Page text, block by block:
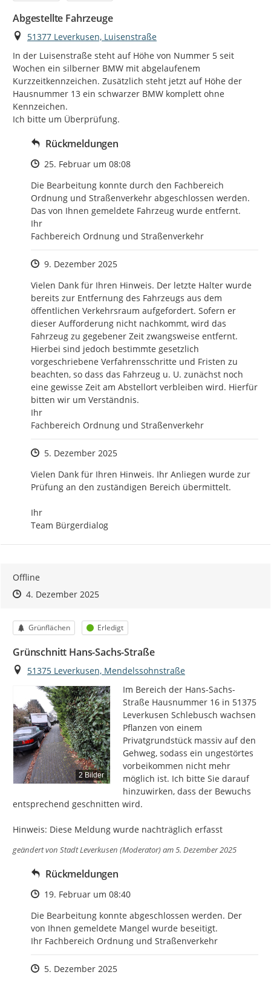
Abgestellte Fahrzeuge
Ort
51377 Leverkusen, Luisenstraße
In der Luisenstraße steht auf Höhe von Nummer 5 seit
Wochen ein silberner BMW mit abgelaufenem
Kurzzeitkennzeichen. Zusätzlich steht jetzt auf Höhe der
Hausnummer 13 ein schwarzer BMW komplett ohne
Kennzeichen.
Ich bitte um Überprüfung.
Rückmeldungen
Zeitpunkt des Erstellens
25. Februar um 08:08
Die Bearbeitung konnte durch den Fachbereich
Ordnung und Straßenverkehr abgeschlossen werden.
Das von Ihnen gemeldete Fahrzeug wurde entfernt.
Ihr
Fachbereich Ordnung und Straßenverkehr
Zeitpunkt des Erstellens
9. Dezember 2025
Vielen Dank für Ihren Hinweis. Der letzte Halter wurde
bereits zur Entfernung des Fahrzeugs aus dem
öffentlichen Verkehrsraum aufgefordert. Sofern er
dieser Aufforderung nicht nachkommt, wird das
Fahrzeug zu gegebener Zeit zwangsweise entfernt.
Hierbei sind jedoch bestimmte gesetzlich
vorgeschriebene Verfahrensschritte und Fristen zu
beachten, so dass das Fahrzeug u. U. zunächst noch
eine gewisse Zeit am Abstellort verbleiben wird. Hierfür
bitten wir um Verständnis.
Ihr
Fachbereich Ordnung und Straßenverkehr
Zeitpunkt des Erstellens
5. Dezember 2025
Vielen Dank für Ihren Hinweis. Ihr Anliegen wurde zur
Prüfung an den zuständigen Bereich übermittelt.
Ihr
Team Bürgerdialog
Offline
Zeitpunkt des Erstellens
Zeitpunkt des Erstellens
4. Dezember 2025Zur Äußerung
Kategorie
Grünflächen Status
Erledigt
Grünschnitt Hans-Sachs-Straße
Ort
51375 Leverkusen, Mendelssohnstraße
2 Bilder
Im Bereich der Hans-Sachs-
Straße Hausnummer 16 in 51375
Leverkusen Schlebusch wachsen
Pflanzen von einem
Privatgrundstück massiv auf den
Gehweg, sodass ein ungestörtes
vorbeikommen nicht mehr
möglich ist. Ich bitte Sie darauf
hinzuwirken, dass der Bewuchs
entsprechend geschnitten wird.
Hinweis: Diese Meldung wurde nachträglich erfasst
geändert von Stadt Leverkusen (Moderator)am 5. Dezember 2025
Rückmeldungen
Zeitpunkt des Erstellens
19. Februar um 08:40
Die Bearbeitung konnte abgeschlossen werden. Der
von Ihnen gemeldete Mangel wurde beseitigt.
Ihr Fachbereich Ordnung und Straßenverkehr
Zeitpunkt des Erstellens
5. Dezember 2025